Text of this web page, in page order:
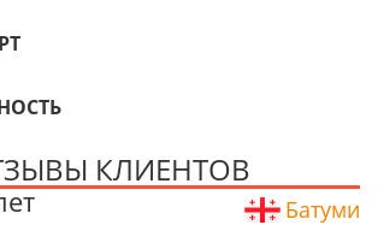
КЛИЕНТОВ
Батуми